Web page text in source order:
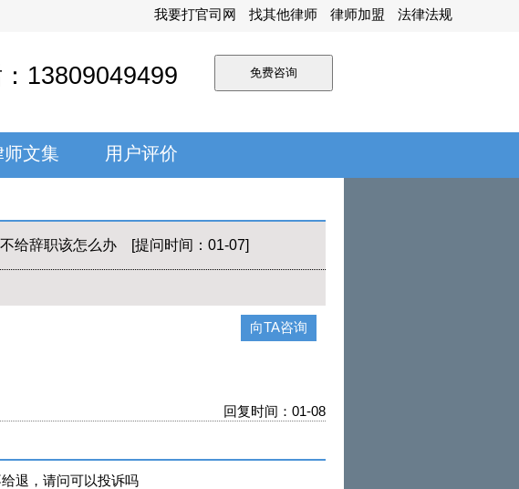
我要打官司网 找其他律师 律师加盟 法律法规
13809049499
师文集 用户评价
给辞职该怎么办 [提问时间：01-07]
向TA咨询
回复时间：01-08
退，请问可以投诉吗